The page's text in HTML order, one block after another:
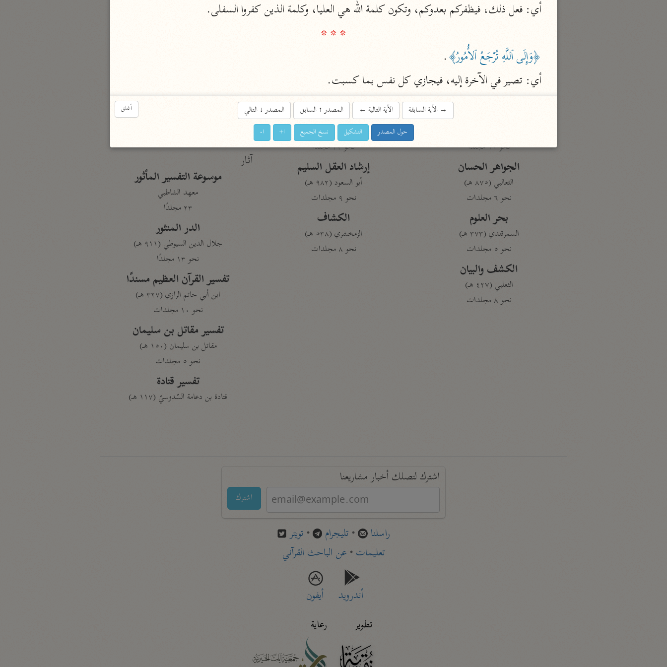
تفسير القرآن
نحو ٥ مجلدات
الهداية إلى بلوغ النهاية
مكي بن أبي طالب (٤٣٧ هـ)
نحو ٧ مجلدات
نحو ١١ مجلدًا
الجواهر الحسان
الثعالبي (٨٧٥ هـ)
نحو ٦ مجلدات
بحر العلوم
السمرقندي (٣٧٣ هـ)
نحو ٥ مجلدات
الكشف والبيان
الثعلبي (٤٢٧ هـ)
نحو ٨ مجلدات
المحرر الوجيز
ابن عطية (٥٤٦ هـ)
أبو حيان (٧٤٥ هـ)
نحو ١٦ مجلدًا
التفسير البسيط
الواحدي (٤٦٨ هـ)
نحو ٢٢ مجلدًا
إرشاد العقل السليم
أبو السعود (٩٨٢ هـ)
نحو ٩ مجلدات
الكشاف
الزمخشري (٥٣٨ هـ)
نحو ٨ مجلدات
ابن أبي زمنين (٣٩٩ هـ)
آثار
موسوعة التفسير المأثور
معهد الشاطبي
٢٣ مجلدًا
الدر المنثور
جلال الدين السيوطي (٩١١ هـ)
نحو ١٣ مجلدًا
تفسير القرآن العظيم مسندًا
ابن أبي حاتم الرازي (٣٢٧ هـ)
نحو ١٠ مجلدات
تفسير مقاتل بن سليمان
مقاتل بن سليمان (١٥٠ هـ)
نحو ٥ مجلدات
تفسير قتادة
قتادة بن دعامة السّدوسيّ (١١٧ هـ)
اشترك لتصلك أخبار مشاريعنا
اشترك
راسلنا • تليجرام • تويتر
تعليمات• عن الباحث القرآني
أندرويد
أيفون
تطوير
رعاية
أي: فعل ذلك، فيظفركم بعدوكم، وتكون كلمة الله هي العليا، وكلمة الذين كفروا السفلى.
* * *
﴿وَإِلَى ٱللَّهِ تُرْجَعُ ٱلأُمُورُ﴾.
أي: تصير في الآخرة إليه، فيجازي كل نفس بما كسبت.
أغلق →الآية السابقة الآية التالية ← المصدر↑السابق المصدر↓التالي
حول المصدر التشكيل نسخ الجميع ا+ ا-